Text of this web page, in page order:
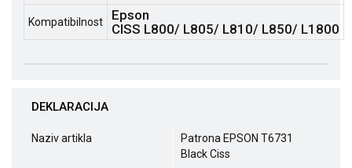
Kompatibilnost
Epson
CISS L800/ L805/ L810/ L850/ L1800​
DEKLARACIJA
Naziv artikla
Patrona EPSON T6731
Black Ciss